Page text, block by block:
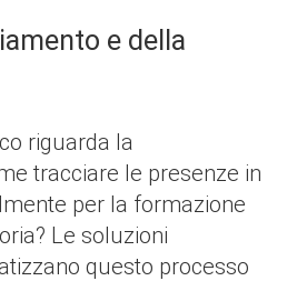
e della
riguarda la
tracciare le presenze in
per la formazione
Le soluzioni
questo processo